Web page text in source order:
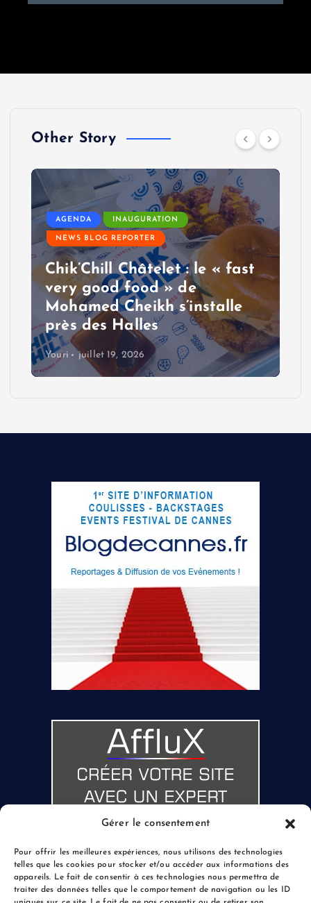
Gérer le consentement
Pour offrir les meilleures expériences, nous utilisons des technologies
telles que les cookies pour stocker et/ou accéder aux informations des
appareils. Le fait de consentir à ces technologies nous permettra de
traiter des données telles que le comportement de navigation ou les ID
Other Story
AGENDA INAUGURATION
NEWS BLOG REPORTER
Chik’Chill Châtelet : le « fast
very good food » de
Mohamed Cheikh s’installe
près des Halles
Youri juillet 19, 2026